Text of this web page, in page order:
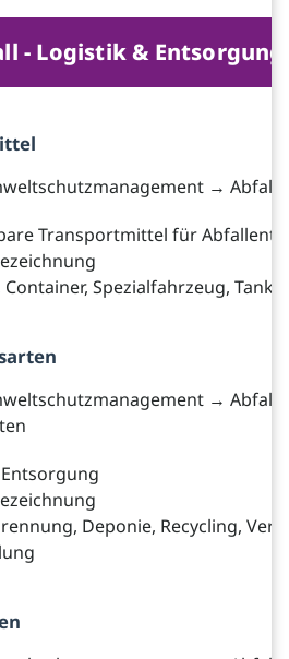
- Logistik & Entsorgung
→ Abfall
Transportmittel für
Container, Spezialfahrzeug,
→ Abfall
Deponie, Recycling,